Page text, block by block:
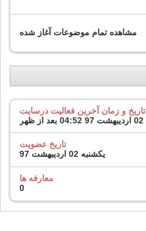
مشاهده تمام موضوعات آغاز شده
تاریخ و زمان آخرین فعالیت درسایت
04:52 بعد از ظهر
تاریخ عضویت
یکشنبه 02 اردیبهشت 97
معارفه ها
0